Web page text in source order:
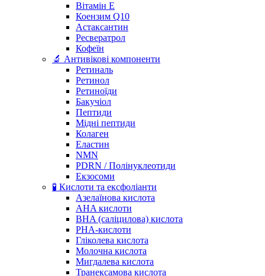
Вітамін Е
Коензим Q10
Астаксантин
Ресвератрол
Кофеїн
🔬 Антивікові компоненти
Ретиналь
Ретинол
Ретиноїди
Бакучіол
Пептиди
Мідні пептиди
Колаген
Еластин
NMN
PDRN / Полінуклеотиди
Екзосоми
🧪 Кислоти та ексфоліанти
Азелаїнова кислота
AHA кислоти
BHA (саліцилова) кислота
PHA-кислоти
Гліколева кислота
Молочна кислота
Мигдалева кислота
Транексамова кислота